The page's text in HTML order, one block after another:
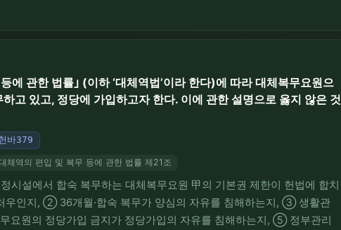
범위 제한해석(⑤)이다. ②③④⑤는 허용되거나 정당한 해석으로 옳
에 관한 법률｣ (이하 ‘대체역법’이라 한다)에 따라 대체복무요원으
고 있고, 정당에 가입하고자 한다. 이에 관한 설명으로 옳지 않은 것
바379
체역의 편입 및 복무 등에 관한 법률 제21조
시설에서 합숙 복무하는 대체복무요원 甲의 기본권 제한이 헌법에 합치
인지, ② 36개월·합숙 복무가 양심의 자유를 침해하는지, ③ 생활관
요원의 정당가입 금지가 정당가입의 자유를 침해하는지, ⑤ 정부관리